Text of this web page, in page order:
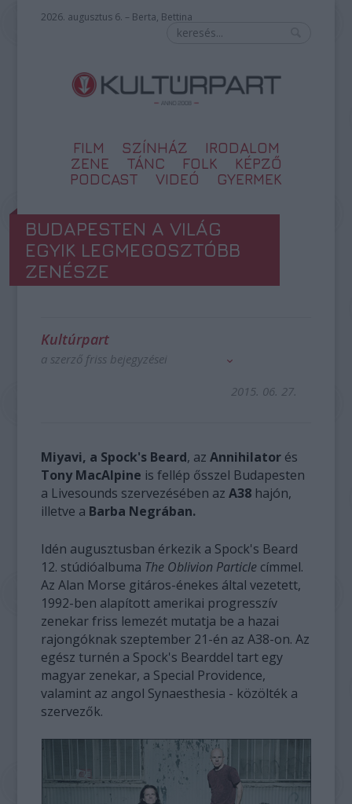
2026. augusztus 6. – Berta, Bettina
FILM SZÍNHÁZ
IRODALOM
ZENE
TÁNC FOLK
KÉPZŐ
PODCAST
VIDEÓ GYERMEK
BUDAPESTEN A VILÁG
EGYIK LEGMEGOSZTÓBB
ZENÉSZE
Kultúrpart
a szerző friss bejegyzései
2015. 06. 27.
Miyavi, a Spock's Beard, az Annihilator és
Tony MacAlpine is fellép ősszel Budapesten
a Livesounds szervezésében azA38 hajón,
illetve a Barba Negrában.
Idén augusztusban érkezik a Spock's Beard
12. stúdióalbuma The Oblivion Particle címmel.
Az Alan Morse gitáros-énekes által vezetett,
1992-ben alapított amerikai progresszív
zenekar friss lemezét mutatja be a hazai
rajongóknak szeptember 21-én az A38-on. Az
egész turnén a Spock's Bearddel tart egy
magyar zenekar, a Special Providence,
valamint az angol Synaesthesia - közölték a
szervezők.